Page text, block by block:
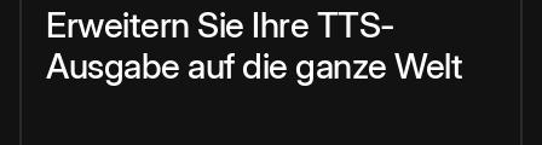
Erweitern Sie Ihre TTS-
Ausgabe auf die ganze Welt